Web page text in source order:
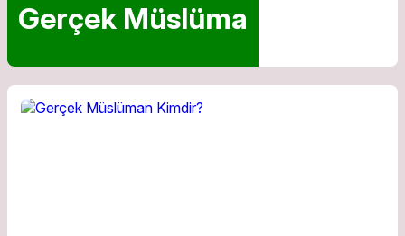
Gerçek Müslüma